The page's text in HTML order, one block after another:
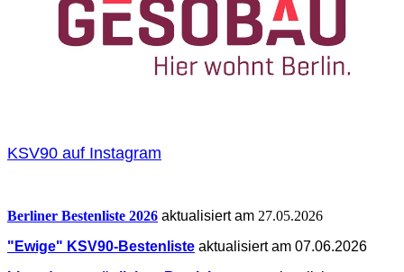
KSV90 auf Instagram
Berliner Bestenliste 2026 aktualisiert am 27.05.2026
"Ewige" KSV90-Bestenliste aktualisiert am 07.06.2026